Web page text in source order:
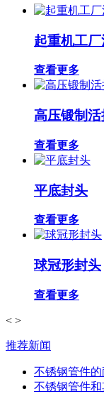
起重机工
查看更多
高压锻制
查看更多
平底封头
查看更多
球冠形封头
查看更多
< >
推荐新闻
不锈钢管件
不锈钢管件